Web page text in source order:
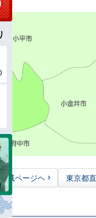
域ページヘ 東京都